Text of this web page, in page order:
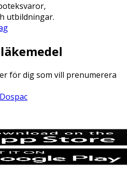
utbildningar.
för dig som vill prenumerera